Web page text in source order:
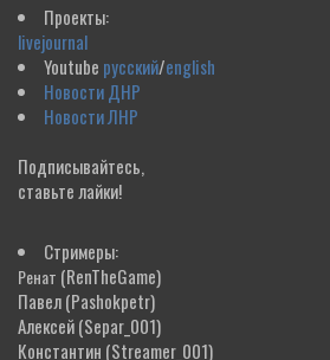
Проекты:
livejournal
Youtube русский/english
Новости ДНР
Новости ЛНР
Подписывайтесь,
ставьте лайки!
Стримеры:
Ренат (RenTheGame)
Павел(Pashokpetr)
Алексей(Separ_001)
Константин (Streamer_001)